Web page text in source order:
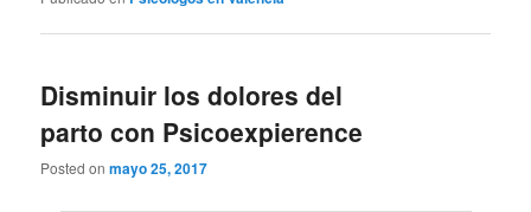
Disminuir los dolores del
parto con Psicoexpierence
Posted onmayo 25, 2017